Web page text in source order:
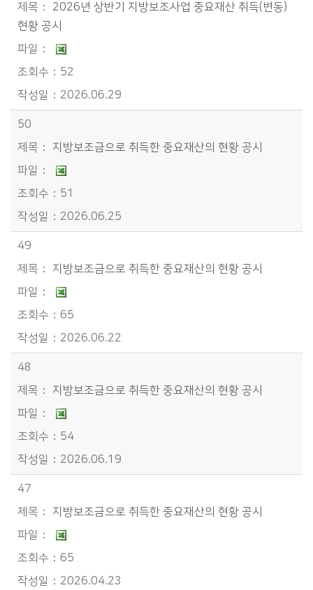
2026년 상반기 지방보조사업 중요재산 취득(변동)
현황 공시
52
2026.06.29
50
지방보조금으로 취득한 중요재산의 현황 공시
51
2026.06.25
49
지방보조금으로 취득한 중요재산의 현황 공시
65
2026.06.22
48
지방보조금으로 취득한 중요재산의 현황 공시
54
2026.06.19
47
지방보조금으로 취득한 중요재산의 현황 공시
65
2026.04.23